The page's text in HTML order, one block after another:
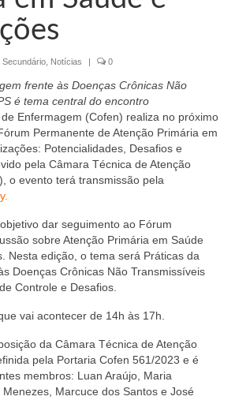
e Diretoria
Técnicas
Serviços ao Cidadão
e Prestação de Contas
Triênio 2027-2029
2023
Anteriores
presidente
Secundário Notícias | 0
frente às Doenças Crônicas Não
é tema central do encontro
Enfermagem (Cofen) realiza no próximo
Permanente de Atenção Primária em
Potencialidades, Desafios e
pela Câmara Técnica de Atenção
o evento terá transmissão pela
dar seguimento ao Fórum
sobre Atenção Primária em Saúde
Nesta edição, o tema será Práticas da
Doenças Crônicas Não Transmissíveis
Controle e Desafios.
vai acontecer de 14h às 17h.
da Câmara Técnica de Atenção
pela Portaria Cofen 561/2023 e é
membros: Luan Araújo, Maria
Marcuce dos Santos e José